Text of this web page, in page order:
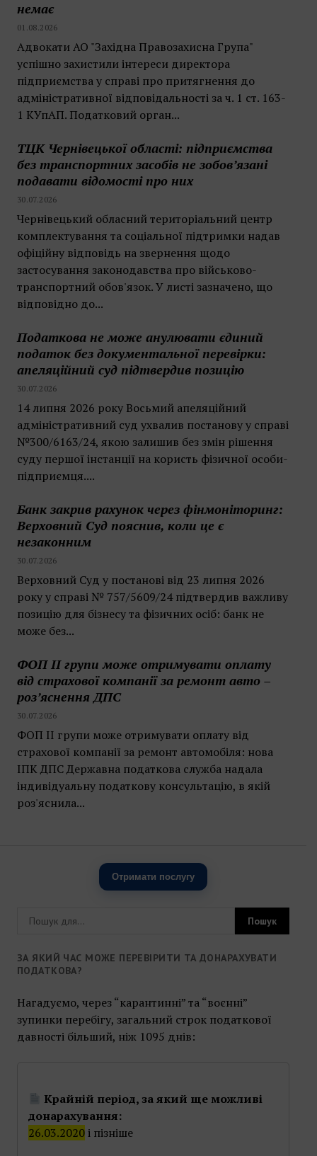
немає
01.08.2026
Адвокати АО "Західна Правозахисна Група"
успішно захистили інтереси директора
підприємства у справі про притягнення до
адміністративної відповідальності за ч. 1 ст. 163-
1 КУпАП. Податковий орган...
ТЦК Чернівецької області: підприємства
без транспортних засобів не зобов’язані
подавати відомості про них
30.07.2026
Чернівецький обласний територіальний центр
комплектування та соціальної підтримки надав
офіційну відповідь на звернення щодо
застосування законодавства про військово-
транспортний обов'язок. У листі зазначено, що
відповідно до...
Податкова не може анулювати єдиний
податок без документальної перевірки:
апеляційний суд підтвердив позицію
30.07.2026
14 липня 2026 року Восьмий апеляційний
адміністративний суд ухвалив постанову у справі
№300/6163/24, якою залишив без змін рішення
суду першої інстанції на користь фізичної особи-
підприємця....
Банк закрив рахунок через фінмоніторинг:
Верховний Суд пояснив, коли це є
незаконним
30.07.2026
Верховний Суд у постанові від 23 липня 2026
року у справі № 757/5609/24 підтвердив важливу
позицію для бізнесу та фізичних осіб: банк не
може без...
ФОП II групи може отримувати оплату
від страхової компанії за ремонт авто –
роз’яснення ДПС
30.07.2026
ФОП II групи може отримувати оплату від
страхової компанії за ремонт автомобіля: нова
ІПК ДПС Державна податкова служба надала
індивідуальну податкову консультацію, в якій
роз'яснила...
Отримати послугу
ЗА ЯКИЙ ЧАС МОЖЕ ПЕРЕВІРИТИ ТА ДОНАРАХУВАТИ
ПОДАТКОВА?
Нагадуємо, через “карантинні” та “воєнні”
зупинки перебігу, загальний строк податкової
давності більший, ніж 1095 днів:
Крайній період, за який ще можливі
донарахування:
26.03.2020і пізніше